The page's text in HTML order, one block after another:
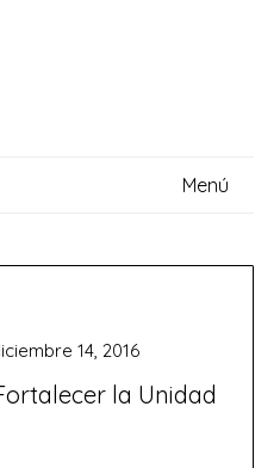
Menú
la Unidad
14, 2016